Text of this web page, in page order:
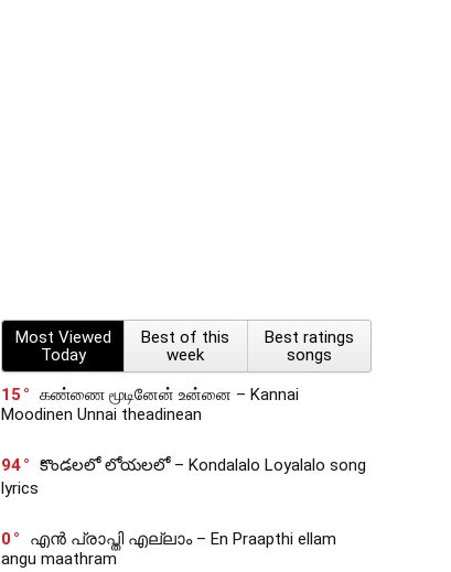
Most Viewed
Today
Best of this
week
Best ratings
songs
15
கண்ணை மூடினேன் உன்னை – Kannai
Moodinen Unnai theadinean
94
కొండలలో లోయలలో – Kondalalo Loyalalo song
lyrics
0
എൻ പ്രാപ്തി എല്ലാം – En Praapthi ellam
angu maathram